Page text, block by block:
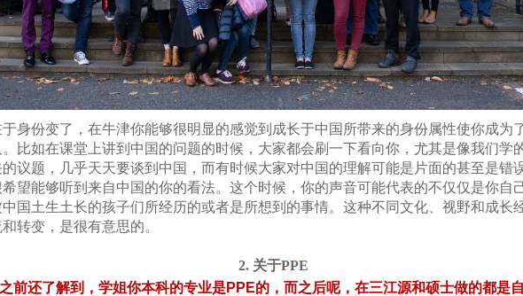
身份变了，在牛津你能够很明显的感觉到成长于中国所带来的身份属性使你成为
比如在课堂上讲到中国的问题的时候，大家都会刷一下看向你，尤其是像我们学
议题，几乎天天要谈到中国，而有时候大家对中国的理解可能是片面的甚至是错
望能够听到来自中国的你的看法。这个时候，你的声音可能代表的不仅仅是你自
国土生土长的孩子们所经历的或者是所想到的事情。这种不同文化、视野和成长
转变，是很有意思的。
2. 关于PPE
前还了解到，学姐你本科的专业是PPE的，而之后呢，在三江源和硕士做的都是